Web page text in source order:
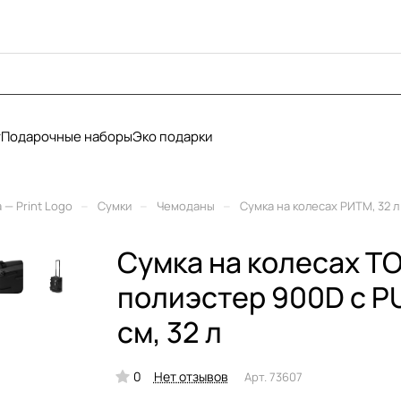
Подарочные наборыЭко подарки
— Print Logo Сумки Чемоданы Сумка на колесах РИТМ, 32 л
Сумка на колесах
полиэстер 900D с
см, 32 л
0 Нет отзывов Арт. 73607